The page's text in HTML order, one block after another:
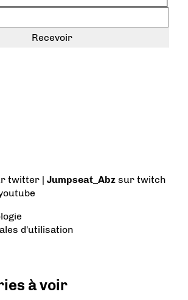
twitter |Jumpseat_Abz sur twitch
d'utilisation
à voir